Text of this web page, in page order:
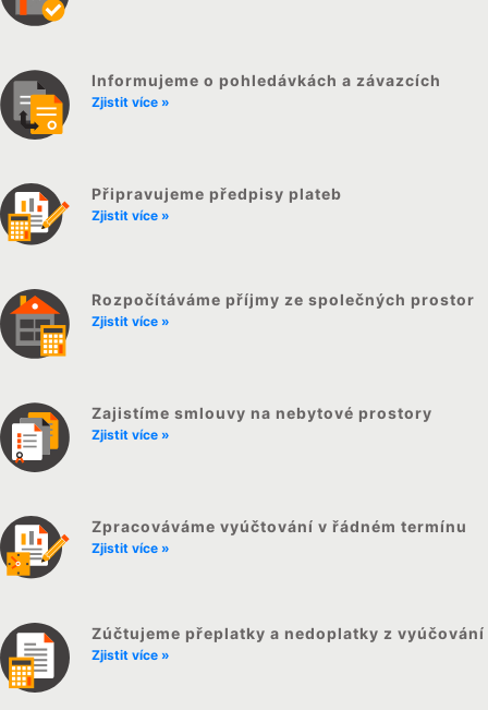
Informujeme o pohledávkách a závazcích
Zjistit více »
Připravujeme předpisy plateb
Zjistit více »
Rozpočítáváme příjmy ze společných prostor
Zjistit více »
Zajistíme smlouvy na nebytové prostory
Zjistit více »
Zpracováváme vyúčtování v řádném termínu
Zjistit více »
Zúčtujeme přeplatky a nedoplatky z vyúčování
Zjistit více »